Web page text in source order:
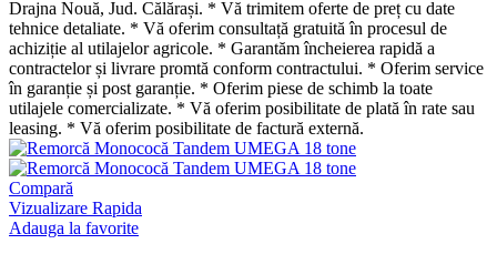
Drajna Nouă, Jud. Călărași. * Vă trimitem oferte de preț cu date
tehnice detaliate. * Vă oferim consultață gratuită în procesul de
achiziție al utilajelor agricole. * Garantăm încheierea rapidă a
contractelor și livrare promtă conform contractului. * Oferim service
în garanție și post garanție. * Oferim piese de schimb la toate
utilajele comercializate. * Vă oferim posibilitate de plată în rate sau
leasing. * Vă oferim posibilitate de factură externă.
Compară
Vizualizare Rapida
Adauga la favorite